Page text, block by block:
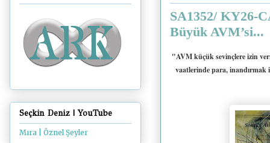
SA1352/ KY26-
Büyük AVM’si...
"AVM küçük sevinçlere izin
vaatlerinde para,
Seçkin Deniz | YouTube
Mıra | Öznel Şeyler